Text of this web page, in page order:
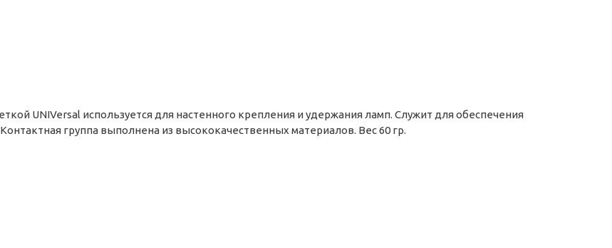
UNIVersal используется для настенного крепления и удержания ламп. Служит для обеспечения
группа выполнена из высококачественных материалов. Вес 60 гр.